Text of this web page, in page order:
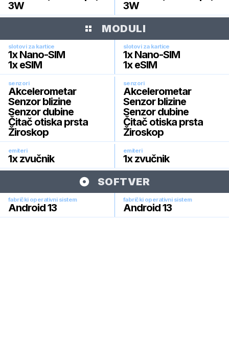
3W
3W
MODULI
slotovi za kartice
1x Nano-SIM
1x eSIM
slotovi za kartice
1x Nano-SIM
1x eSIM
senzori
Akcelerometar
Senzor blizine
Senzor dubine
Čitač otiska prsta
Žiroskop
senzori
Akcelerometar
Senzor blizine
Senzor dubine
Čitač otiska prsta
Žiroskop
emiteri
1x zvučnik
emiteri
1x zvučnik
SOFTVER
fabrički operativni sistem
Android 13
fabrički operativni sistem
Android 13